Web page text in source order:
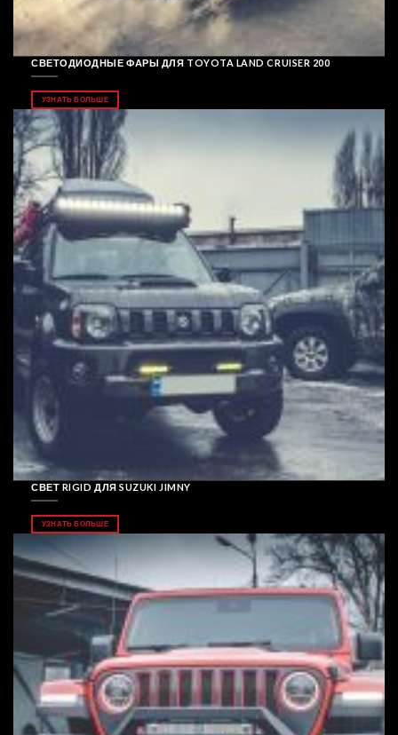
СВЕТОДИОДНЫЕ ФАРЫ ДЛЯ TOYOTA LAND CRUISER 200
УЗНАТЬ БОЛЬШЕ
СВЕТ RIGID ДЛЯ SUZUKI JIMNY
УЗНАТЬ БОЛЬШЕ